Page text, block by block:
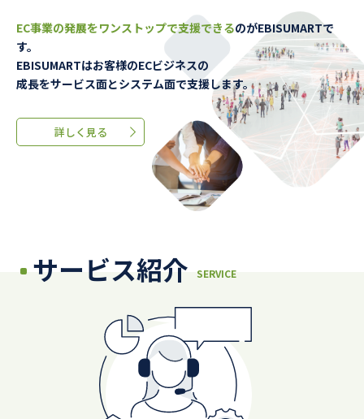
EC事業の発展をワンストップで支援できるのがEBISUMARTで
す。
EBISUMARTはお客様のECビジネスの
成長をサービス面とシステム面で支援します。
詳しく見る
サービス紹介 SERVICE